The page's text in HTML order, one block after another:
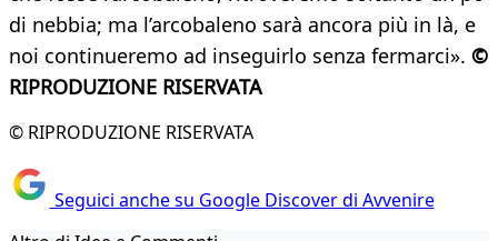
di nebbia; ma l’arcobaleno sarà ancora più in là, e
noi continueremo ad inseguirlo senza fermarci». ©
RIPRODUZIONE RISERVATA
© RIPRODUZIONE RISERVATA
Seguici anche su Google Discover di Avvenire